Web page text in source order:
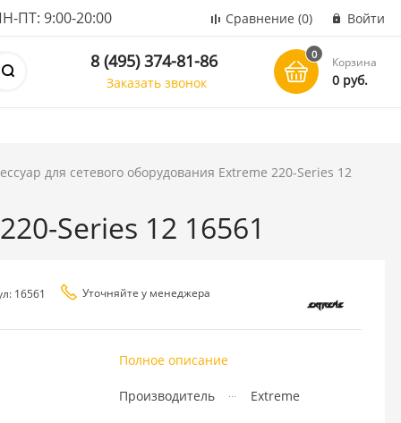
9:00-20:00 Сравнение (0) Войти
8 (495) 374-81-86
Заказать звонок
0
Корзина
0 руб.
для сетевого оборудования Extreme 220-Series 12
Series 12 16561
16561 Уточняйте у менеджера
Полное описание
Производитель Extreme